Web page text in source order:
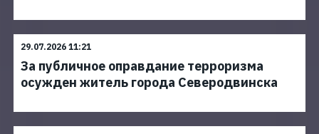
29.07.2026 11:21
За публичное оправдание терроризма
осужден житель города Северодвинска